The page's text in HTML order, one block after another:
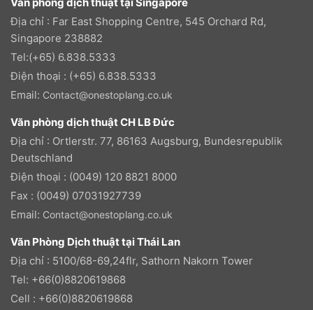
Địa chỉ : Far East Shopping Centre, 545 Orchard Rd,
Singapore 238882
Tel:(+65) 6.838.5333
Điện thoại : (+65) 6.838.5333
Email: Contact@onestoplang.co.uk
Văn phòng dịch thuật CH LB Đức
Địa chỉ : Ortlerstr. 77, 86163 Augsburg, Bundesrepublik
Deutschland
Điện thoại : (0049) 120 8821 8000
Fax : (0049) 07031927739
Email: Contact@onestoplang.co.uk
Văn Phòng Dịch thuật tại Thái Lan
Địa chỉ : 5100/68-69,24flr, Sathorn Nakorn Tower
Tel: +66(0)8820619868
Cell : +66(0)8820619868